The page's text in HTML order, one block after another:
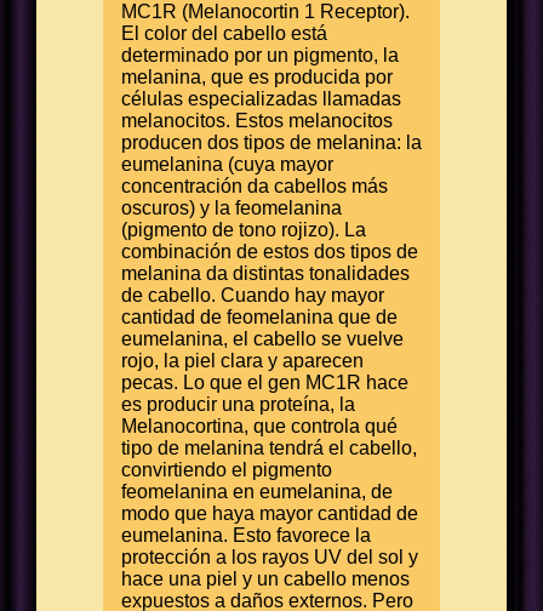
MC1R (Melanocortin 1 Receptor).
El color del cabello está
determinado por un pigmento, la
melanina, que es producida por
células especializadas llamadas
melanocitos. Estos melanocitos
producen dos tipos de melanina: la
eumelanina (cuya mayor
concentración da cabellos más
oscuros) y la feomelanina
(pigmento de tono rojizo). La
combinación de estos dos tipos de
melanina da distintas tonalidades
de cabello. Cuando hay mayor
cantidad de feomelanina que de
eumelanina, el cabello se vuelve
rojo, la piel clara y aparecen
pecas. Lo que el gen MC1R hace
es producir una proteína, la
Melanocortina, que controla qué
tipo de melanina tendrá el cabello,
convirtiendo el pigmento
feomelanina en eumelanina, de
modo que haya mayor cantidad de
eumelanina. Esto favorece la
protección a los rayos UV del sol y
hace una piel y un cabello menos
expuestos a daños externos. Pero